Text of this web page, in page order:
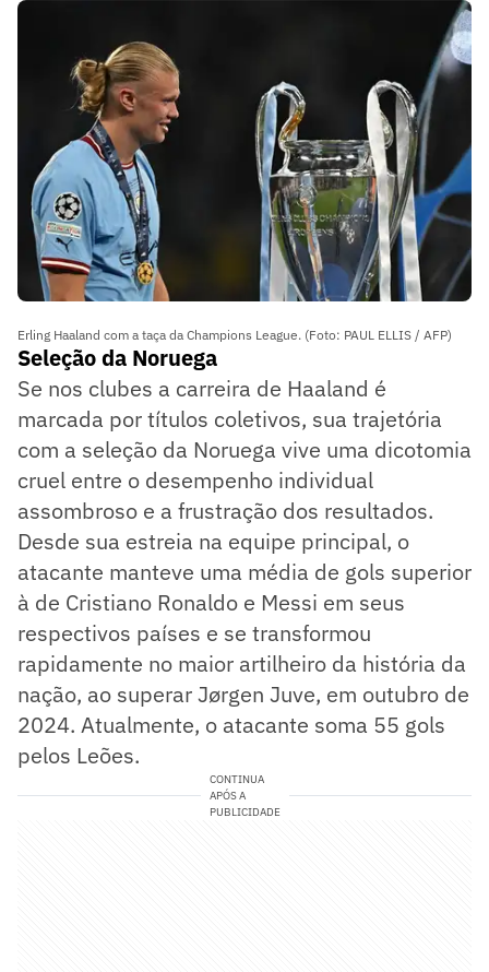
Erling Haaland com a taça da Champions League. (Foto: PAUL ELLIS / AFP)
Seleção da Noruega
Se nos clubes a carreira de Haaland é
marcada por títulos coletivos, sua trajetória
com a seleção da Noruega vive uma dicotomia
cruel entre o desempenho individual
assombroso e a frustração dos resultados.
Desde sua estreia na equipe principal, o
atacante manteve uma média de gols superior
à de Cristiano Ronaldo e Messi em seus
respectivos países e se transformou
rapidamente no maior artilheiro da história da
nação, ao superar Jørgen Juve, em outubro de
2024. Atualmente, o atacante soma 55 gols
pelos Leões.
CONTINUA
APÓS A
PUBLICIDADE